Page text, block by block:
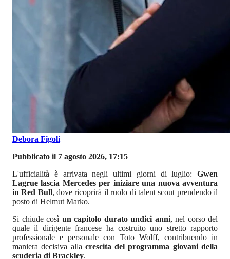
Debora Figoli
Pubblicato il 7 agosto 2026, 17:15
L'ufficialità è arrivata negli ultimi giorni di luglio: Gwen
Lagrue lascia Mercedes per iniziare una nuova avventura
in Red Bull, dove ricoprirà il ruolo di talent scout prendendo il
posto di Helmut Marko.
Si chiude così un capitolo durato undici anni, nel corso del
quale il dirigente francese ha costruito uno stretto rapporto
professionale e personale con Toto Wolff, contribuendo in
maniera decisiva alla crescita del programma giovani della
scuderia di Brackley.